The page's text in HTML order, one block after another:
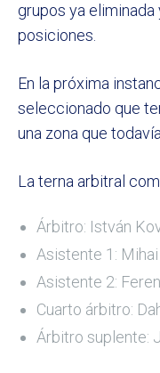
grupos ya eliminada
posiciones.
En la próxima
seleccionado que
una zona que
La terna arbitral
Árbitro: István
Asistente 1:
Asistente 2:
Cuarto árbitro:
Árbitro suplente: